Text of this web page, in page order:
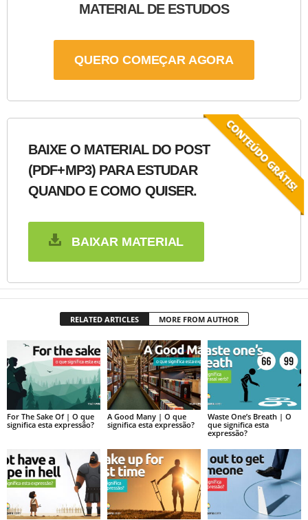
MATERIAL DE ESTUDOS
QUERO COMEÇAR AGORA
BAIXE O MATERIAL DO POST
(PDF+MP3) PARA ESTUDAR
QUANDO E COMO QUISER.
BAIXAR MATERIAL
RELATED ARTICLES MORE FROM AUTHOR
For The Sake Of | O que
significa esta expressão?
A Good Many | O que
significa esta expressão?
Waste One’s Breath | O
que significa esta
expressão?